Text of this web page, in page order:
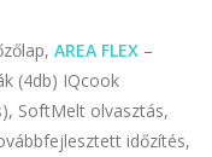
AREA FLEX –
(4db) IQcook
SoftMelt olvasztás,
időzítés,